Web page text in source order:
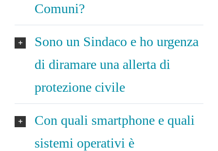
Comuni?
Sono un Sindaco e ho urgenza
di diramare una allerta di
protezione civile
Con quali smartphone e quali
sistemi operativi è